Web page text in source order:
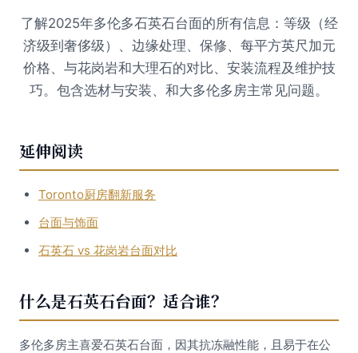
了解2025年多伦多石英石台面的所有信息：等级（经
济级到奢侈级）、边缘处理、保修、每平方英尺加元
价格、与花岗岩和大理石的对比、安装流程及维护技
巧。包含选材与安装、和大多伦多房主常见问题。
延伸阅读
Toronto厨房翻新服务
台面与饰面
石英石 vs 花岗岩台面对比
什么是石英石台面？适合谁？
多伦多房主喜爱石英石台面，因其抗冻融性能，且易于在公